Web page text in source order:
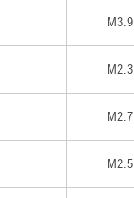
M3.9
M2.3
M2.7
M2.5